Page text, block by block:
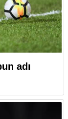
adı